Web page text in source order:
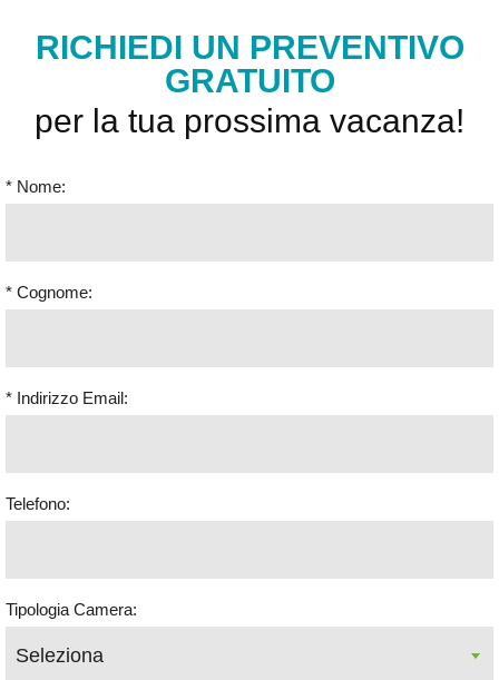
RICHIEDI UN PREVENTIVO
GRATUITO
per la tua prossima vacanza!
* Nome:
* Cognome:
* Indirizzo Email:
Telefono:
Tipologia Camera: